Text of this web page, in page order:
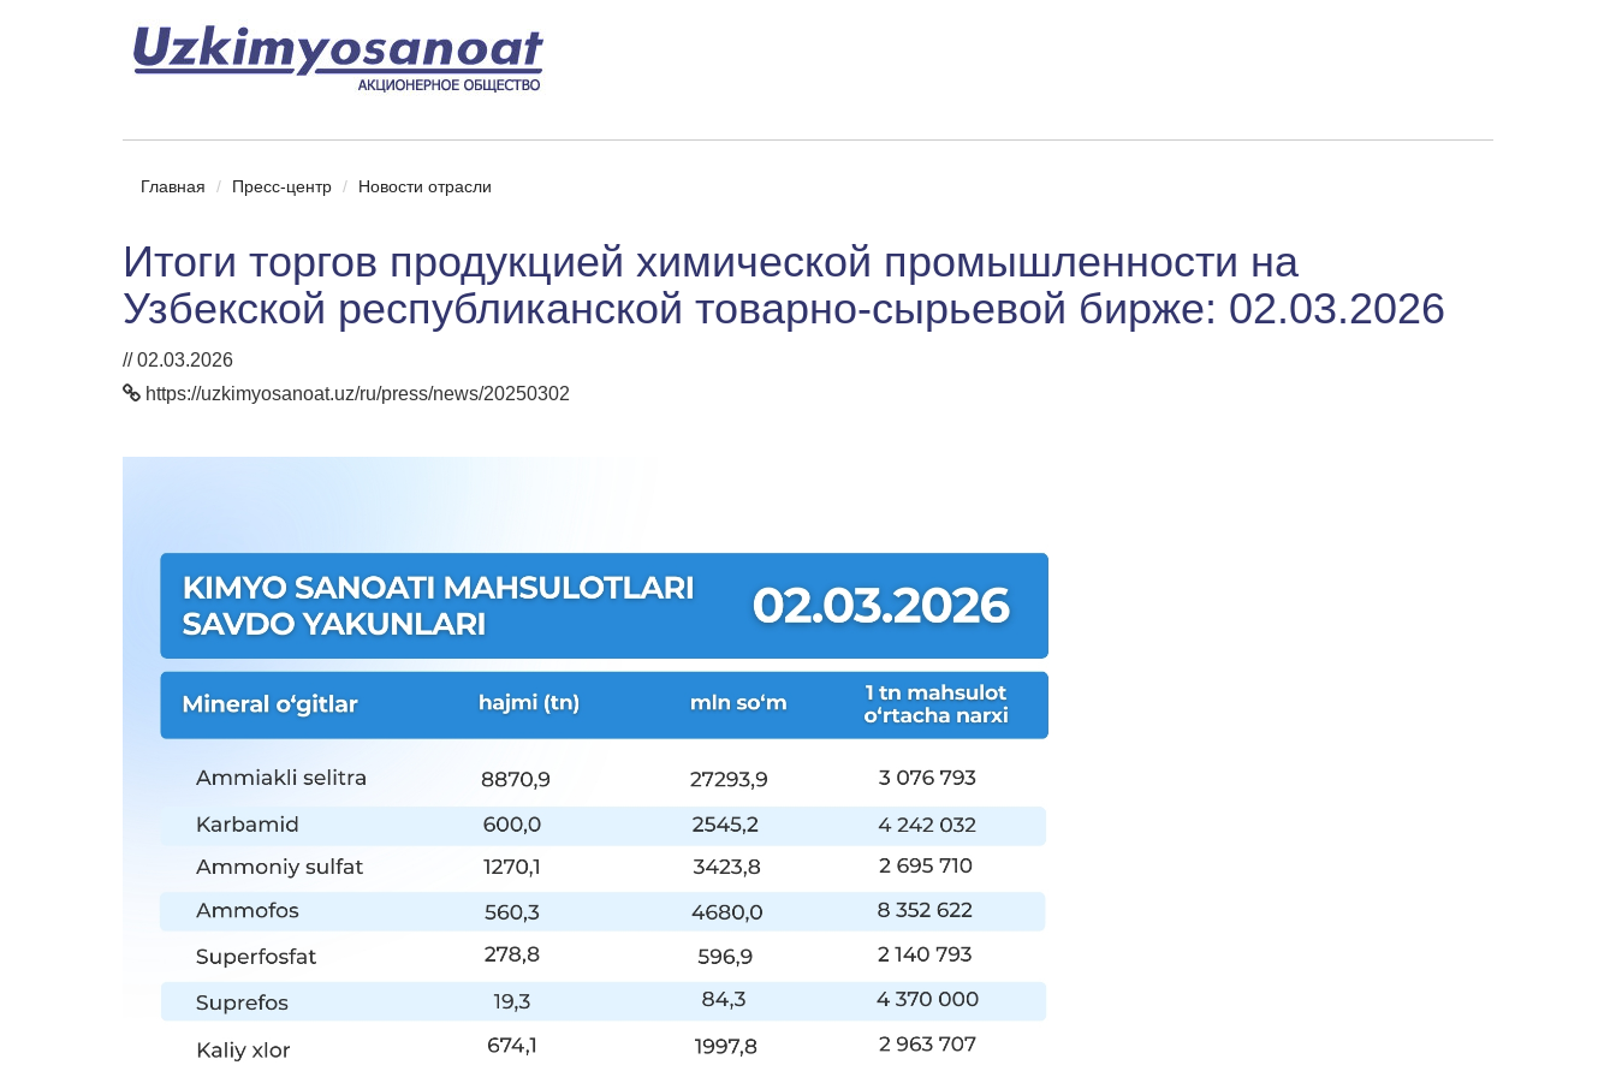
Главная Пресс-центр Новости отрасли
Итоги торгов продукцией химической промышленности на
Узбекской республиканской товарно-сырьевой бирже: 02.03.2026
// 02.03.2026
https://uzkimyosanoat.uz/ru/press/news/20250302